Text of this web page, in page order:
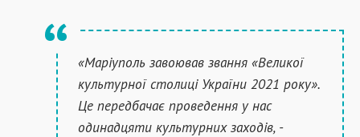
«Маріуполь завоював звання «Великої
культурної столиці України 2021 року».
Це передбачає проведення у нас
одинадцяти культурних заходів, -